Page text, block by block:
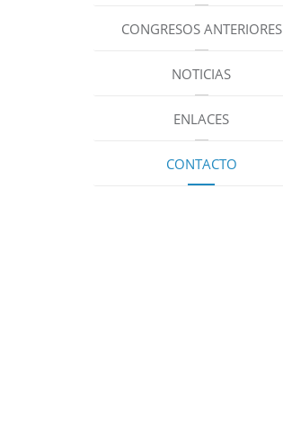
CONGRESOS ANTERIORES
NOTICIAS
ENLACES
CONTACTO